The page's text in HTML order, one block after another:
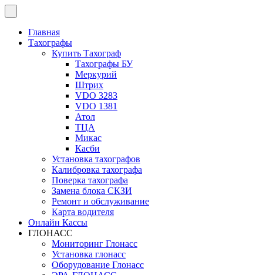
Перейти
к
содержимому
Главная
Тахографы
Купить Тахограф
Тахографы БУ
Меркурий
Штрих
VDO 3283
VDO 1381
Атол
ТЦА
Микас
Касби
Установка тахографов
Калибровка тахографа
Поверка тахографа
Замена блока СКЗИ
Ремонт и обслуживание
Карта водителя
Онлайн Кассы
ГЛОНАСС
Мониторинг Глонасс
Установка глонасс
Оборудование Глонасс